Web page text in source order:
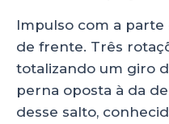
Impulso com a
de frente. Três
totalizando um giro
perna oposta à da
desse salto,